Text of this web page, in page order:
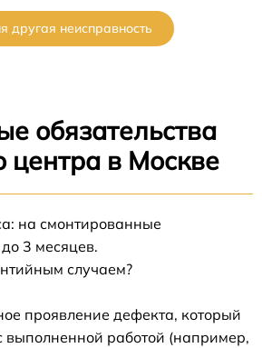
другая неисправность
обязательства
центра в Москве
на смонтированные
3 месяцев.
случаем?
проявление дефекта, который
выполненной работой (например,